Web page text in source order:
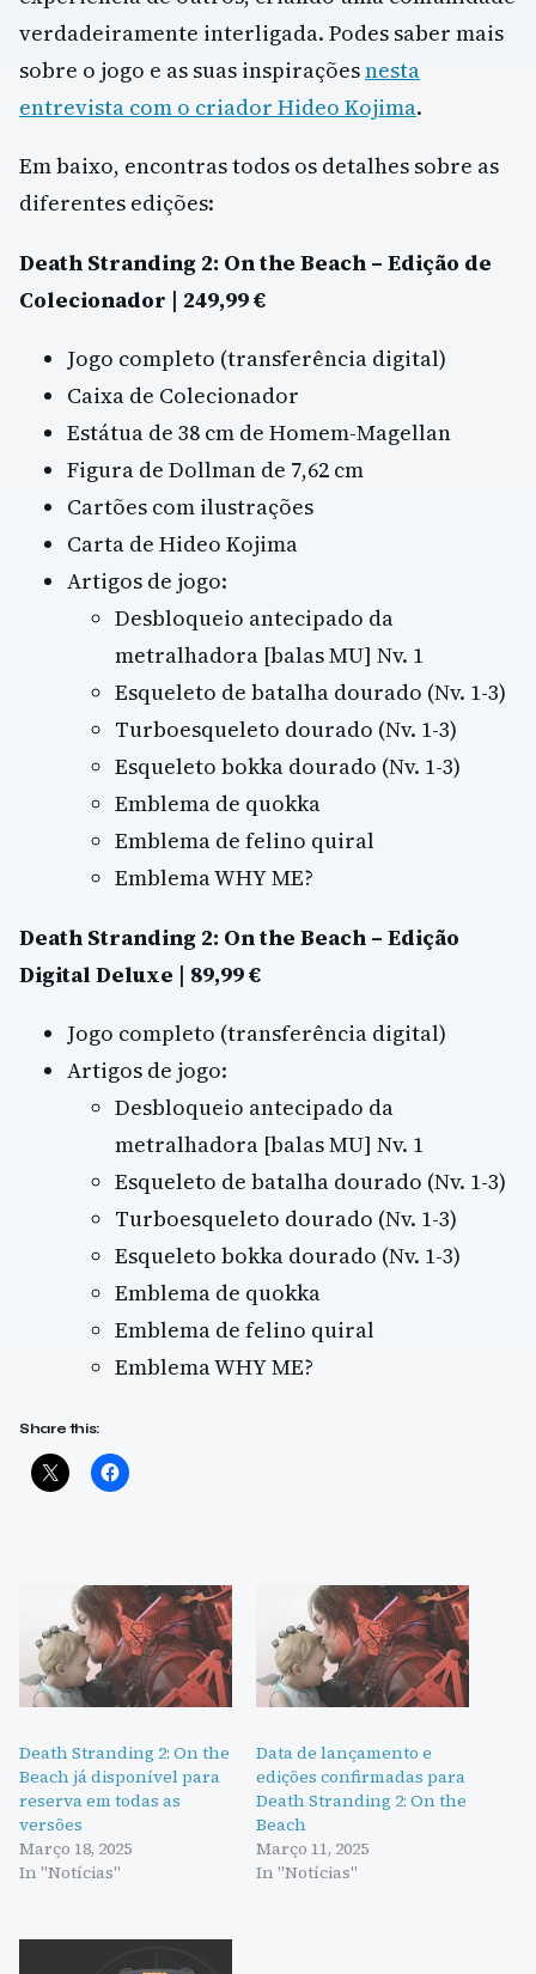
verdadeiramente interligada. Podes saber mais
sobre o jogo e as suas inspiraçõesnesta
entrevista com o criador Hideo Kojima.
Em baixo, encontras todos os detalhes sobre as
diferentes edições:
Death Stranding 2: On the Beach – Edição de
Colecionador | 249,99 €
Jogo completo (transferência digital)
Caixa de Colecionador
Estátua de 38 cm de Homem-Magellan
Figura de Dollman de 7,62 cm
Cartões com ilustrações
Carta de Hideo Kojima
Artigos de jogo:
Desbloqueio antecipado da
metralhadora [balas MU] Nv. 1
Esqueleto de batalha dourado (Nv. 1-3)
Turboesqueleto dourado (Nv. 1-3)
Esqueleto bokka dourado (Nv. 1-3)
Emblema de quokka
Emblema de felino quiral
Emblema WHY ME?
Death Stranding 2: On the Beach – Edição
Digital Deluxe | 89,99 €
Jogo completo (transferência digital)
Artigos de jogo:
Desbloqueio antecipado da
metralhadora [balas MU] Nv. 1
Esqueleto de batalha dourado (Nv. 1-3)
Turboesqueleto dourado (Nv. 1-3)
Esqueleto bokka dourado (Nv. 1-3)
Emblema de quokka
Emblema de felino quiral
Emblema WHY ME?
Share this:
Death Stranding 2: On the
Beach já disponível para
reserva em todas as
versões
Março 18, 2025
In "Notícias"
Data de lançamento e
edições confirmadas para
Death Stranding 2: On the
Beach
Março 11, 2025
In "Notícias"